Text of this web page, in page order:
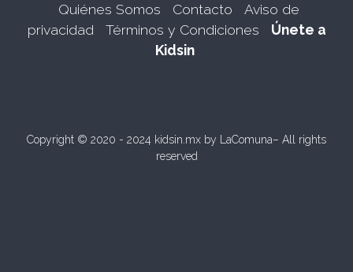
Quiénes Somos Contacto
Aviso de
privacidad
Términos y Condiciones
Únete a
Kidsin
Copyright © 2020 - 2024 kidsin.mx by LaComuna– All rights
reserved